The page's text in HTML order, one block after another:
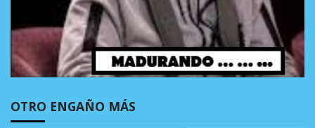
OTRO ENGAÑO MÁS